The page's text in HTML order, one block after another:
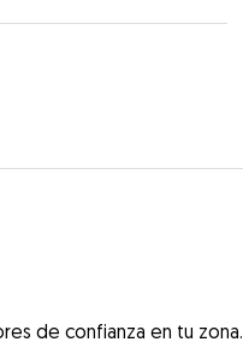
de confianza en tu zona.